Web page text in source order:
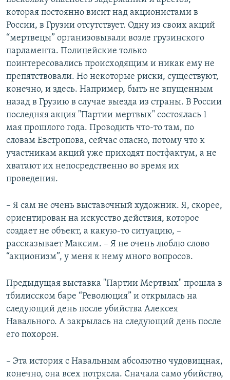
которая постоянно висит над акционистами в
России, в Грузии отсутствует. Одну из своих акций
“мертвецы” организовывали возле грузинского
парламента. Полицейские только
поинтересовались происходящим и никак ему не
препятствовали. Но некоторые риски, существуют,
конечно, и здесь. Например, быть не впущенным
назад в Грузию в случае выезда из страны. В России
последняя акция "Партии мертвых" состоялась 1
мая прошлого года. Проводить что-то там, по
словам Евстропова, сейчас опасно, потому что к
участникам акций уже приходят постфактум, а не
хватают их непосредственно во время их
проведения.
– Я сам не очень выставочный художник. Я, скорее,
ориентирован на искусство действия, которое
создает не объект, а какую-то ситуацию, –
рассказывает Максим. – Я не очень люблю слово
“акционизм”, у меня к нему много вопросов.
Предыдущая выставка "Партии Мертвых" прошла в
тбилисском баре “Революция” и открылась на
следующий день после убийства Алексея
Навального. А закрылась на следующий день после
его похорон.
– Эта история с Навальным абсолютно чудовищная,
конечно, она всех потрясла. Сначала само убийство,